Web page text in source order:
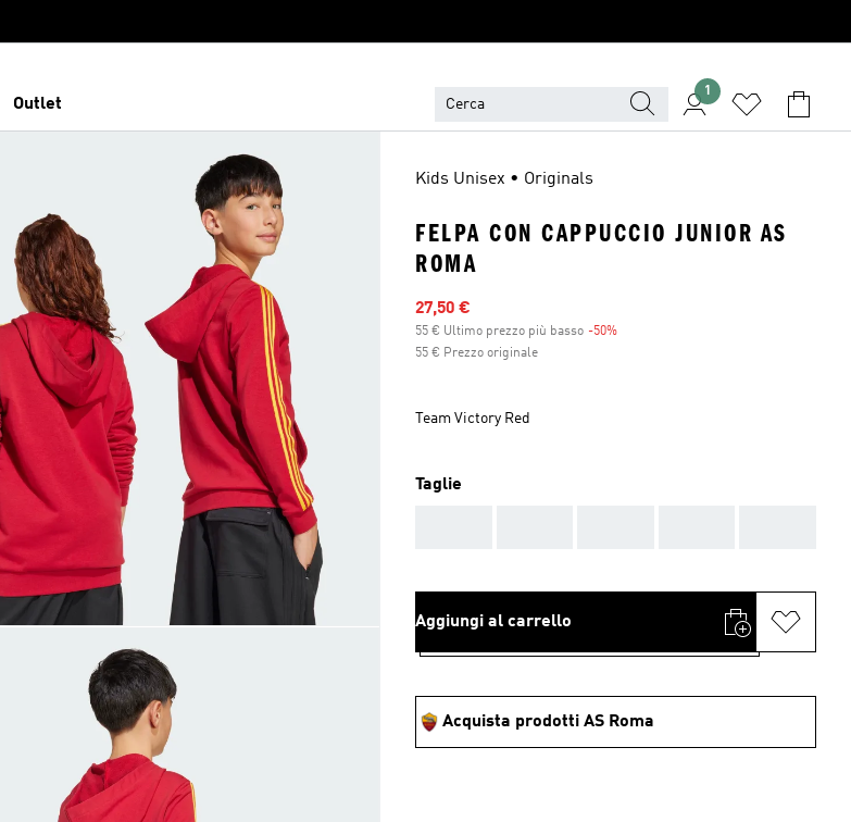
Outlet
1
Kids Unisex • Originals
FELPA CON CAPPUCCIO JUNIOR AS
ROMA
Prezzo scontato
27,50 €
55 € Ultimo prezzo più basso -50%
55 € Prezzo originale
Team Victory Red
Taglie
Aggiungi al carrello
Acquista prodotti AS Roma